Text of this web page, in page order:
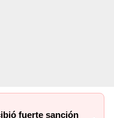
fuerte sanción